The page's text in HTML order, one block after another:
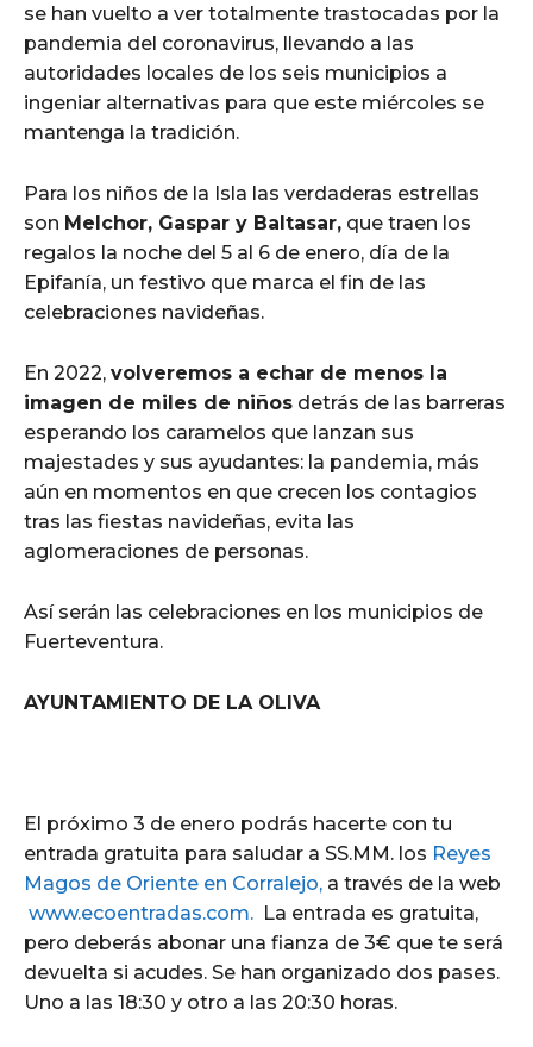
se han vuelto a ver totalmente trastocadas por la
pandemia del coronavirus, llevando a las
autoridades locales de los seis municipios a
ingeniar alternativas para que este miércoles se
mantenga la tradición.
Para los niños de la Isla las verdaderas estrellas
son Melchor, Gaspar y Baltasar, que traen los
regalos la noche del 5 al 6 de enero, día de la
Epifanía, un festivo que marca el fin de las
celebraciones navideñas.
En 2022, volveremos a echar de menos la
imagen de miles de niños detrás de las barreras
esperando los caramelos que lanzan sus
majestades y sus ayudantes: la pandemia, más
aún en momentos en que crecen los contagios
tras las fiestas navideñas, evita las
aglomeraciones de personas.
Así serán las celebraciones en los municipios de
Fuerteventura.
AYUNTAMIENTO DE LA OLIVA
El próximo 3 de enero podrás hacerte con tu
entrada gratuita para saludar a SS.MM. los Reyes
Magos de Oriente en Corralejo, a través de la web
www.ecoentradas.com. La entrada es gratuita,
pero deberás abonar una fianza de 3€ que te será
devuelta si acudes. Se han organizado dos pases.
Uno a las 18:30 y otro a las 20:30 horas.